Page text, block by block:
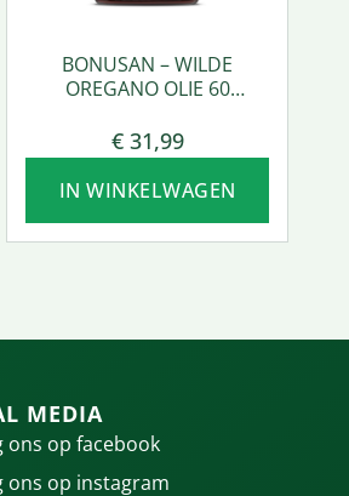
BONUSAN – WILDE
OREGANO OLIE 60
€31,99
IN WINKELWAGEN
MEDIA
ons op facebook
ons op instagram